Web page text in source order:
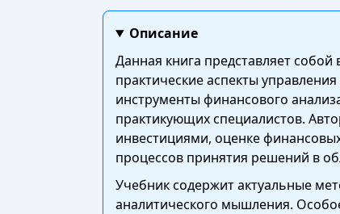
Описание
Данная книга представляет
практические аспекты
инструменты финансового
практикующих специалистов.
инвестициями, оценке
процессов принятия решений в
Учебник содержит актуальные
аналитического мышления.